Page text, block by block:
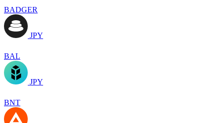
BADGER
JPY
BAL
JPY
BNT